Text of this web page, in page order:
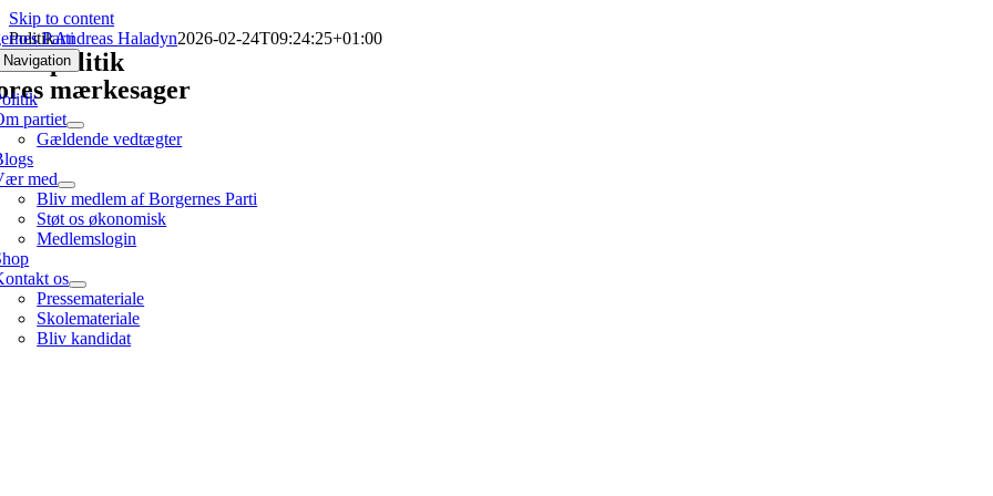
Skip to content
Navigation
partiet
Gældende vedtægter
med
Bliv medlem af Borgernes Parti
Støt os økonomisk
Medlemslogin
os
Pressemateriale
Skolemateriale
Bliv kandidat
PolitikAndreas Haladyn2026-02-24T09:24:25+01:00
politik
mærkesager